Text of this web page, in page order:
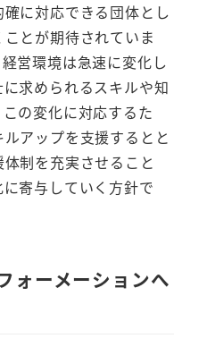
に対応できる団体とし
とが期待されていま
営環境は急速に変化し
求められるスキルや知
の変化に対応するた
アップを支援するとと
制を充実させること
寄与していく方針で
ォーメーションへ